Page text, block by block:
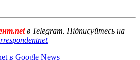
в Telegram. Підписуйтесь на
в Google News